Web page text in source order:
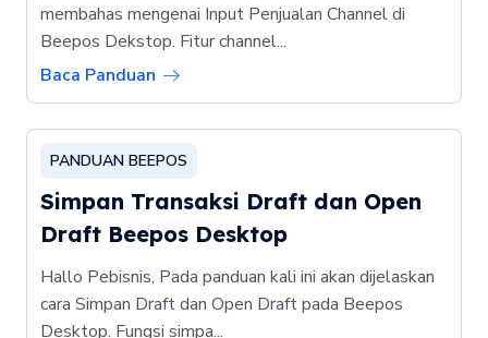
membahas mengenai Input Penjualan Channel di
Beepos Dekstop. Fitur channel...
Baca Panduan
PANDUAN BEEPOS
Simpan Transaksi Draft dan Open
Draft Beepos Desktop
Hallo Pebisnis, Pada panduan kali ini akan dijelaskan
cara Simpan Draft dan Open Draft pada Beepos
Desktop. Fungsi simpa...